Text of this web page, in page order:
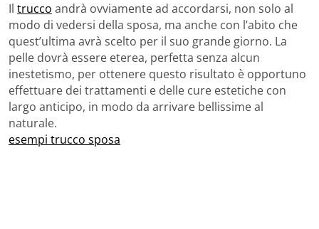
Il trucco andrà ovviamente ad accordarsi, non solo al
modo di vedersi della sposa, ma anche con l’abito che
quest’ultima avrà scelto per il suo grande giorno. La
pelle dovrà essere eterea, perfetta senza alcun
inestetismo, per ottenere questo risultato è opportuno
effettuare dei trattamenti e delle cure estetiche con
largo anticipo, in modo da arrivare bellissime al
naturale.
esempi trucco sposa